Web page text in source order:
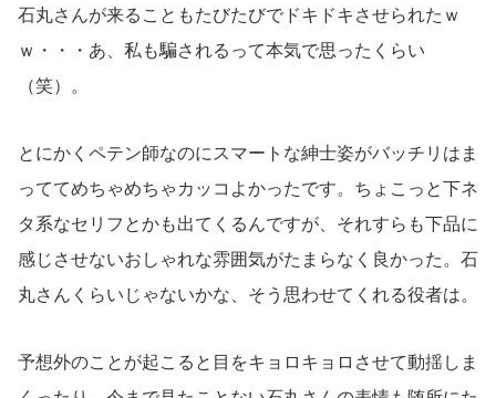
石丸さんが来ることもたびたびでドキドキさせられたｗ
ｗ・・・あ、私も騙されるって本気で思ったくらい
（笑）。
とにかくペテン師なのにスマートな紳士姿がバッチリはま
っててめちゃめちゃカッコよかったです。ちょこっと下ネ
タ系なセリフとかも出てくるんですが、それすらも下品に
感じさせないおしゃれな雰囲気がたまらなく良かった。石
丸さんくらいじゃないかな、そう思わせてくれる役者は。
予想外のことが起こると目をキョロキョロさせて動揺しま